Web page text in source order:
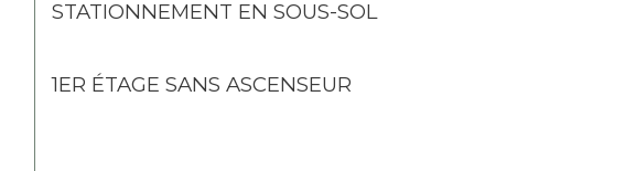
STATIONNEMENT EN SOUS-SOL
1ER ÉTAGE SANS ASCENSEUR